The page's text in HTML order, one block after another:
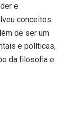
e
conceitos
de ser um
e políticas,
da filosofia e